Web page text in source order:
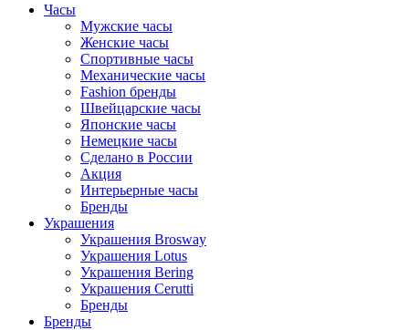
Часы
Мужские часы
Женские часы
Спортивные часы
Механические часы
Fashion бренды
Швейцарские часы
Японские часы
Немецкие часы
Сделано в России
Акция
Интерьерные часы
Бренды
Украшения
Украшения Brosway
Украшения Lotus
Украшения Bering
Украшения Cerutti
Бренды
Бренды